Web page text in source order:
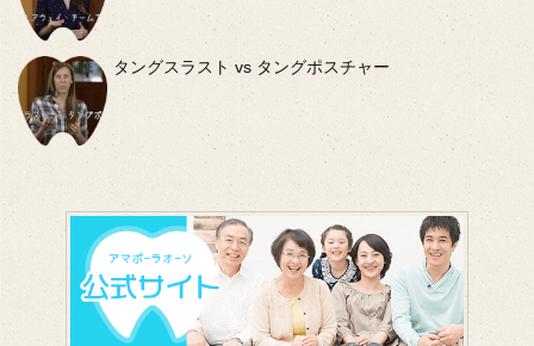
タングスラスト vs タングポスチャー